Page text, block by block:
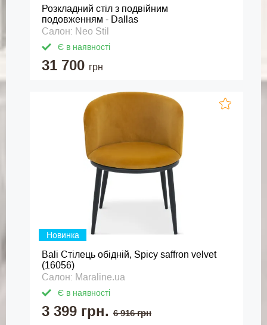
Розкладний стіл з подвійним
подовженням - Dallas
Салон: Neo Stil
Є в наявності
31 700 грн
Новинка
Bali Стілець обідній, Spicy saffron velvet
(16056)
Салон: Maraline.ua
Є в наявності
3 399 грн. 6 916 грн